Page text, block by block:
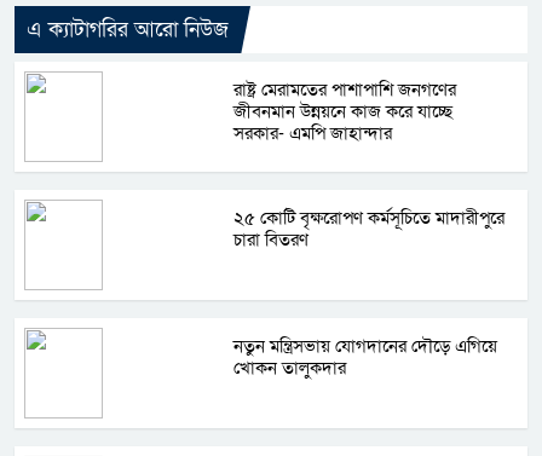
এ ক্যাটাগরির আরো নিউজ
রাষ্ট্র মেরামতের পাশাপাশি জনগণের
জীবনমান উন্নয়নে কাজ করে যাচ্ছে
সরকার- এমপি জাহান্দার
২৫ কোটি বৃক্ষরোপণ কর্মসূচিতে মাদারীপুরে
চারা বিতরণ
নতুন মন্ত্রিসভায় যোগদানের দৌড়ে এগিয়ে
খোকন তালুকদার